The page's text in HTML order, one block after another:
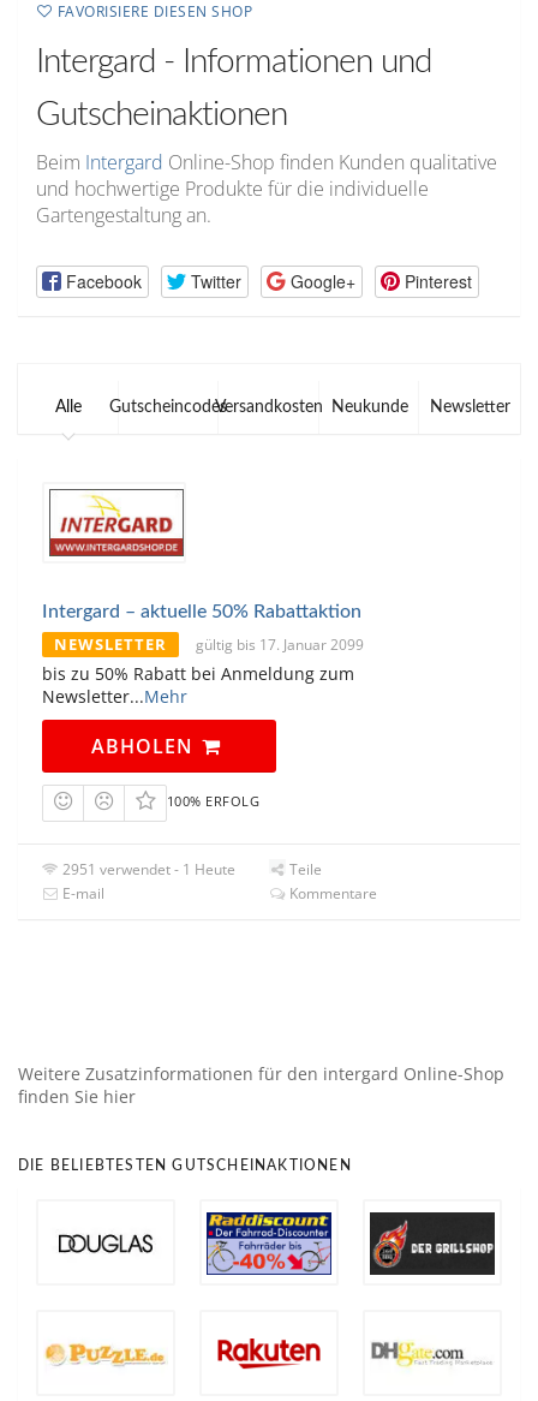
FAVORISIERE DIESEN SHOP
Intergard - Informationen und
Gutscheinaktionen
Beim Intergard Online-Shop finden Kunden qualitative
und hochwertige Produkte für die individuelle
Gartengestaltung an.
Facebook Twitter Google+ Pinterest
Alle GutscheincodesVersandkosten Neukunde Newsletter
Intergard – aktuelle 50% Rabattaktion
NEWSLETTER gültig bis 17. Januar 2099
bis zu 50% Rabatt bei Anmeldung zum
Newsletter...Mehr
ABHOLEN
100% ERFOLG
2951 verwendet - 1 Heute
Teile
E-mail
Kommentare
Weitere Zusatzinformationen für den intergard Online-Shop
finden Sie hier
DIE BELIEBTESTEN GUTSCHEINAKTIONEN